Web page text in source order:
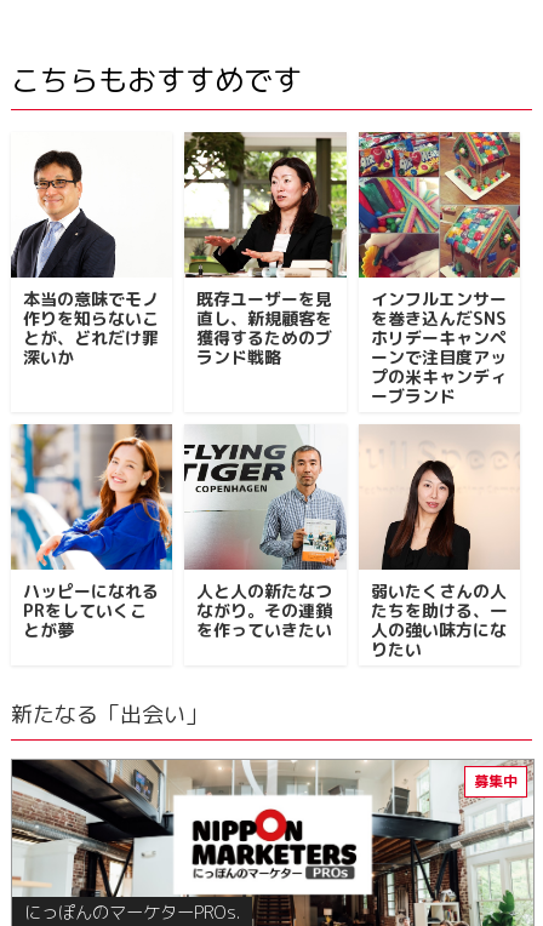
こちらもおすすめです
本当の意味でモノ
作りを知らないこ
とが、どれだけ罪
深いか
既存ユーザーを見
直し、新規顧客を
獲得するためのブ
ランド戦略
インフルエンサー
を巻き込んだSNS
ホリデーキャンペ
ーンで注目度アッ
プの米キャンディ
ーブランド
ハッピーになれる
PRをしていくこ
とが夢
人と人の新たなつ
ながり。その連鎖
を作っていきたい
弱いたくさんの人
たちを助ける、一
人の強い味方にな
りたい
新たなる「出会い」
にっぽんのマーケターPROs.